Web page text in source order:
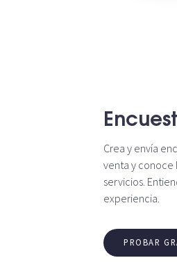
Crea y envía
venta y conoce
servicios.
experiencia.
PROBAR